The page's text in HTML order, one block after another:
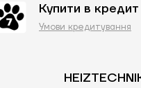
Купити в кредит
Умови кредитування